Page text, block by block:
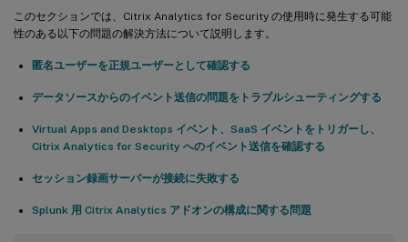
このセクションでは、Citrix Analytics for Security の使用時に発生する可能
性のある以下の問題の解決方法について説明します。
匿名ユーザーを正規ユーザーとして確認する
データソースからのイベント送信の問題をトラブルシューティングする
Virtual Apps and Desktops イベント、SaaS イベントをトリガーし、
Citrix Analytics for Security へのイベント送信を確認する
セッション録画サーバーが接続に失敗する
Splunk 用 Citrix Analytics アドオンの構成に関する問題